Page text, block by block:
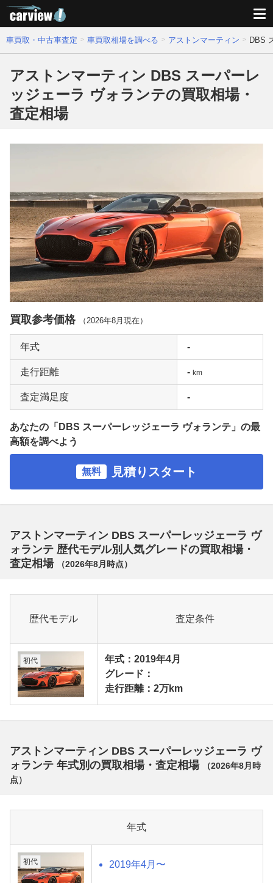
車買取・中古車査定 車買取相場を調べる アストンマーティン DBS
アストンマーティン DBS スーパーレ
ッジェーラ ヴォランテの買取相場・
査定相場
買取参考価格 （ 2026年8月 現在）
年式 -
走行距離 - km
査定満足度 -
あなたの「DBS スーパーレッジェーラ ヴォランテ」の最
高額を調べよう
無料 見積りスタート
アストンマーティン DBS スーパーレッジェーラ ヴ
ォランテ 歴代モデル別人気グレードの買取相場・
査定相場
（2026年8月 時点）
歴代モデル 査定条件
初代
年式：2019年4月
グレード：
走行距離：2万km
アストンマーティン DBS スーパーレッジェーラ ヴ
ォランテ 年式別の買取相場・査定相場
（2026年8月 時
点）
年式
初代 2019年4月〜